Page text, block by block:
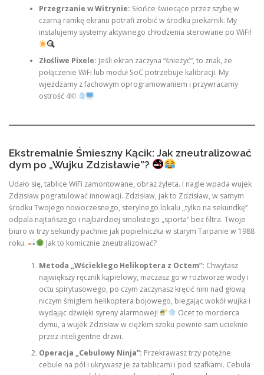
Przegrzanie w Witrynie: Słońce świecące przez szybę w
czarną ramkę ekranu potrafi zrobić w środku piekarnik. My
instalujemy systemy aktywnego chłodzenia sterowane po WiFi!
Złośliwe Pixele: Jeśli ekran zaczyna “śnieżyć”, to znak, że
połączenie WiFi lub moduł SoC potrzebuje kalibracji. My
wjeżdżamy z fachowym oprogramowaniem i przywracamy
ostrość 4K!
Ekstremalnie Śmieszny Kącik: Jak zneutralizować
dym po „Wujku Zdzisławie”?
Udało się, tablice WiFi zamontowane, obraz żyleta. I nagle wpada wujek
Zdzisław pogratulować innowacji. Zdzisław, jak to Zdzisław, w samym
środku Twojego nowoczesnego, sterylnego lokalu „tylko na sekundkę”
odpala najtańszego i najbardziej smolistego „sporta” bez filtra. Twoje
biuro w trzy sekundy pachnie jak popielniczka w starym Tarpanie w 1988
roku.
Jak to komicznie zneutralizować?
Metoda „Wściekłego Helikoptera z Octem”: Chwytasz
największy ręcznik kąpielowy, maczasz go w roztworze wody i
octu spirytusowego, po czym zaczynasz kręcić nim nad głową
niczym śmigłem helikoptera bojowego, biegając wokół wujka i
wydając dźwięki syreny alarmowej!
Ocet to morderca
dymu, a wujek Zdzisław w ciężkim szoku pewnie sam ucieknie
przez inteligentne drzwi.
Operacja „Cebulowy Ninja”: Przekrawasz trzy potężne
cebule na pół i ukrywasz je za tablicami i pod szafkami. Cebula